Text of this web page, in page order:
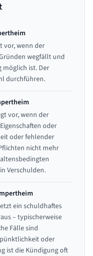
vor, wenn der
wegfällt und
möglich ist. Der
durchführen.
vor, wenn der
oder
oder fehlender
nicht mehr
Verschulden.
ein schuldhaftes
– typischerweise
Fälle sind
oder
ist die Kündigung oft